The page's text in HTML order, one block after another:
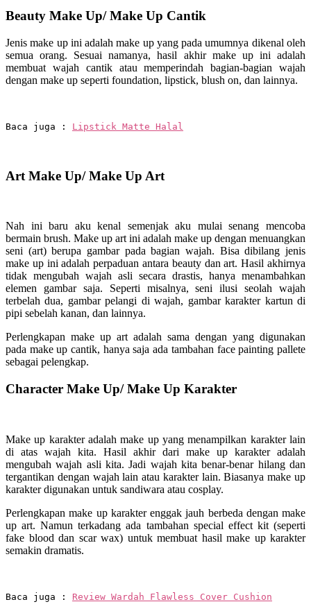
Beauty Make Up/ Make Up Cantik
Jenis make up ini adalah make up yang pada umumnya dikenal oleh
semua orang. Sesuai namanya, hasil akhir make up ini adalah
membuat wajah cantik atau memperindah bagian-bagian wajah
dengan make up seperti foundation, lipstick, blush on, dan lainnya.
Baca juga : Lipstick Matte Halal
Art Make Up/ Make Up Art
Nah ini baru aku kenal semenjak aku mulai senang mencoba
bermain brush. Make up art ini adalah make up dengan menuangkan
seni (art) berupa gambar pada bagian wajah. Bisa dibilang jenis
make up ini adalah perpaduan antara beauty dan art. Hasil akhirnya
tidak mengubah wajah asli secara drastis, hanya menambahkan
elemen gambar saja. Seperti misalnya, seni ilusi seolah wajah
terbelah dua, gambar pelangi di wajah, gambar karakter kartun di
pipi sebelah kanan, dan lainnya.
Perlengkapan make up art adalah sama dengan yang digunakan
pada make up cantik, hanya saja ada tambahan face painting pallete
sebagai pelengkap.
Character Make Up/ Make Up Karakter
Make up karakter adalah make up yang menampilkan karakter lain
di atas wajah kita. Hasil akhir dari make up karakter adalah
mengubah wajah asli kita. Jadi wajah kita benar-benar hilang dan
tergantikan dengan wajah lain atau karakter lain. Biasanya make up
karakter digunakan untuk sandiwara atau cosplay.
Perlengkapan make up karakter enggak jauh berbeda dengan make
up art. Namun terkadang ada tambahan special effect kit (seperti
fake blood dan scar wax) untuk membuat hasil make up karakter
semakin dramatis.
Baca juga : Review Wardah Flawless Cover Cushion